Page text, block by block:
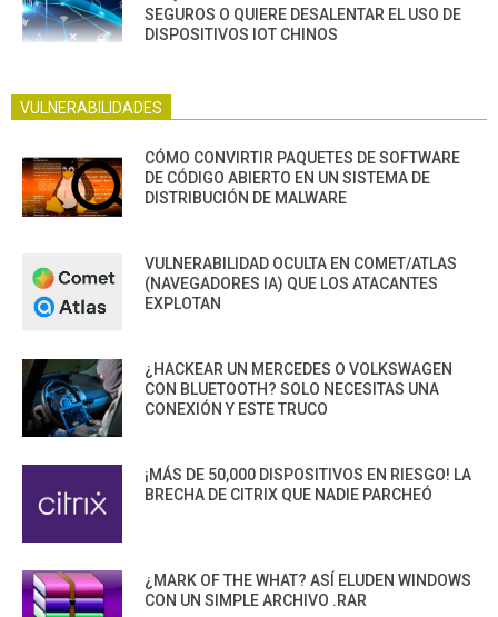
SEGUROS O QUIERE DESALENTAR EL USO DE
DISPOSITIVOS IOT CHINOS
VULNERABILIDADES
CÓMO CONVIRTIR PAQUETES DE SOFTWARE
DE CÓDIGO ABIERTO EN UN SISTEMA DE
DISTRIBUCIÓN DE MALWARE
VULNERABILIDAD OCULTA EN COMET/ATLAS
(NAVEGADORES IA) QUE LOS ATACANTES
EXPLOTAN
¿HACKEAR UN MERCEDES O VOLKSWAGEN
CON BLUETOOTH? SOLO NECESITAS UNA
CONEXIÓN Y ESTE TRUCO
¡MÁS DE 50,000 DISPOSITIVOS EN RIESGO! LA
BRECHA DE CITRIX QUE NADIE PARCHEÓ
¿MARK OF THE WHAT? ASÍ ELUDEN WINDOWS
CON UN SIMPLE ARCHIVO .RAR